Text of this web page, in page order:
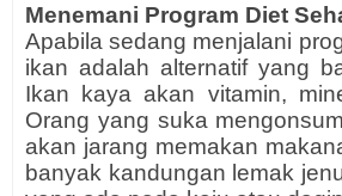
Menemani Program Diet
Apabila sedang menjalani
ikan adalah alternatif yang
Ikan kaya akan vitamin,
Orang yang suka
akan jarang memakan
banyak kandungan lemak